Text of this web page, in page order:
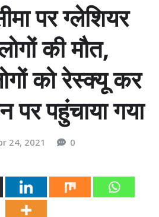
पर ग्लेशियर
की मौत,
को रेस्क्यू कर
पर पहुंचाया गया
24, 2021 0